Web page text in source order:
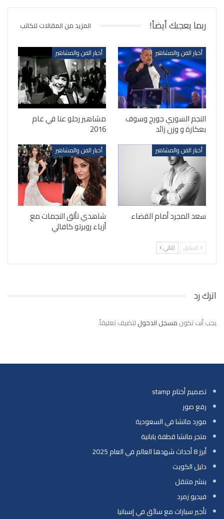
ربما يعجبك أيضاً! المزيد من المقالات للكاتب
أخبار الفن والمشاهير
النجم السوري جورج وسوف
بعكازة و وزن زائد
أخبار الفن والمشاهير
مشاهير رحلو عنا في عام
2016
أخبار الفن والمشاهير
سعد المجرد أمام القضاء
أخبار الفن والمشاهير
شاهدي تألق النجمات مع
أزياء روبرتو كافالي
السابق التالي
اترك رد
يجب أنت تكون مسجل الدخول لتضيف تعليقاً.
تصميم أختام stamp
رفع صور
مورد ماتشا في السعودية
متجر ماتشا قطفة يابانية
أبرز 8 أحداث شهدها العالم في العام 2025
دليل الكويت
بنشر متنقل
فيديو زمرد
تأجير سيارات مع سائق في إسبانيا